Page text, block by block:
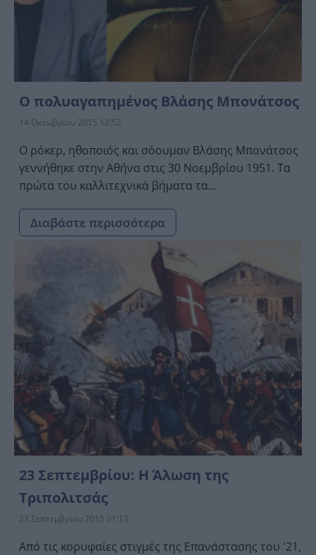
Ο πολυαγαπημένος Βλάσης Μπονάτσος
14 Οκτωβρίου 2015 12:52
Ο ρόκερ, ηθοποιός και σόουμαν Βλάσης Μπονάτσος
γεννήθηκε στην Αθήνα στις 30 Νοεμβρίου 1951. Τα
πρώτα του καλλιτεχνικά βήματα τα...
Διαβάστε περισσότερα
23 Σεπτεμβρίου: Η Άλωση της
Τριπολιτσάς
23 Σεπτεμβρίου 2015 01:13
Από τις κορυφαίες στιγμές της Επανάστασης του '21,